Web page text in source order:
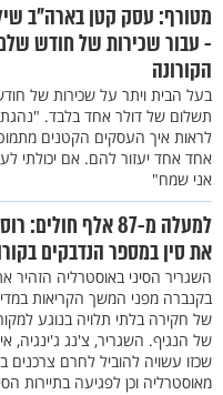
מטורף: עסק קטן בארה"ב
- עבור שכירות של חודש
הקורונה
בעל הבית ויתר על שכירות של
תשלום של דולר אחד בלבד. "נהגתי
לראות איך העסקים הקטנים
אחד אחד יעזור להם. אם יכולתי
אני שמח"
למעלה מ-87 אלף
את סין במספר הנדבקים
השגריר הסיני באוסטרליה
בקנברה מפני המשך הקריאות
של חקירה בלתי תלויה בנוגע
של הנגיף. השגריר, צ'נג ג'ינגיה,
שכזו עשויה להוביל לחרם צרכנים
מאוסטרליה וכן לפגיעה בתיירות